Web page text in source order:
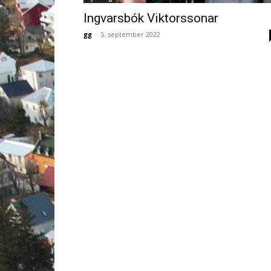
Ingvarsbók Viktorssonar
gg - 5. september 2022